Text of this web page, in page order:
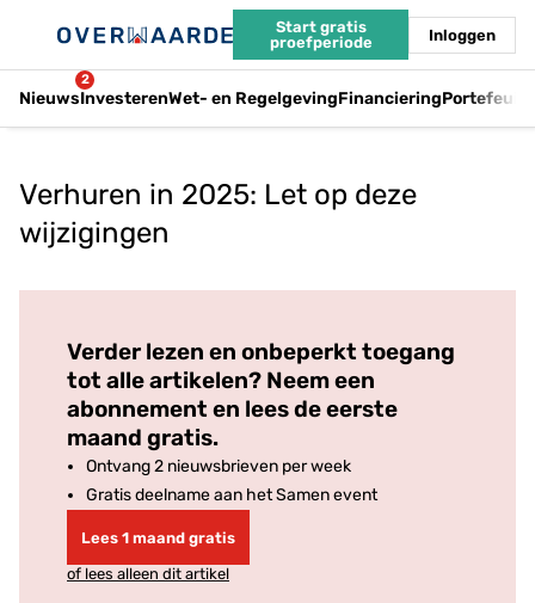
Start gratis
proefperiode
Inloggen
Nieuws
2
InvesterenWet- en RegelgevingFinanciering
Verhuren in 2025: Let op deze
wijzigingen
Verder lezen en onbeperkt toegang
tot alle artikelen? Neem een
abonnement en lees de eerste
maand gratis.
Ontvang 2 nieuwsbrieven per week
Gratis deelname aan het Samen event
Lees 1 maand gratis
of lees alleen dit artikel